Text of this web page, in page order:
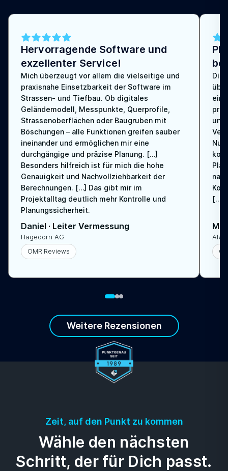
Hervorragende Software und
exzellenter Service!
Mich überzeugt vor allem die vielseitige und
praxisnahe Einsetzbarkeit der Software im
Strassen- und Tiefbau. Ob digitales
Geländemodell, Messpunkte, Querprofile,
Strassenoberflächen oder Baugruben mit
Böschungen – alle Funktionen greifen sauber
ineinander und ermöglichen mir eine
durchgängige und präzise Planung. […]
Besonders hilfreich ist für mich die hohe
Genauigkeit und Nachvollziehbarkeit der
Berechnungen. […] Das gibt mir im
Projektalltag deutlich mehr Kontrolle und
Planungssicherheit.
Daniel · Leiter Vermessung
Hagedorn AG
OMR Reviews
Die
und
[…]
Weitere Rezensionen
Zeit, auf den Punkt zu kommen
Wähle den nächsten
Schritt, der für Dich passt.